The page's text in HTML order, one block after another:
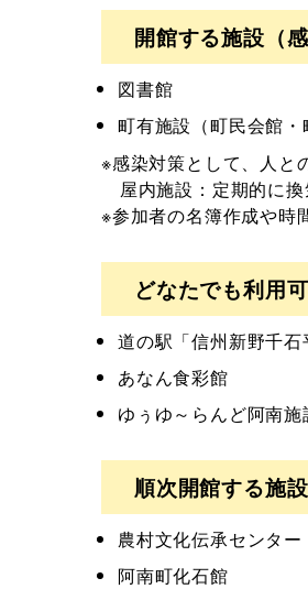
開館する施設（
図書館
町有施設（町民会館
※感染対策として、人と
屋内施設：定期的に換
※参加者の名簿作成や時
どなたでも利用
道の駅「信州新野千石
あなん食彩館
ゆぅゆ～らんど阿南施
順次開館する施設
農村文化伝承センター
阿南町化石館